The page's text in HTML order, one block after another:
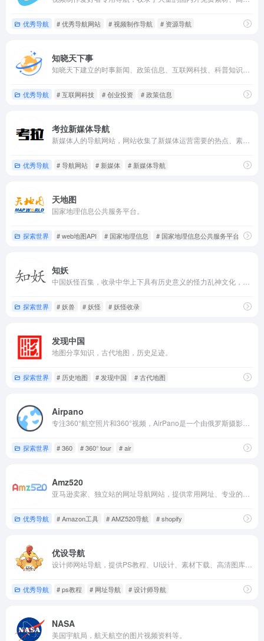
优秀导航 # 优秀导航网站 # 视频制作导航 # 资源导航
知晓天下事
优秀导航 # 互联网科技 # 创业投资 # 政策信息
考拉新媒体导航
优秀导航 # 导航网站 # 新媒体 # 新媒体导航
天地图
国家地理信息公共服务平台。
探索世界 # web地图API # 国家地理信息 # 国家地理信息公共服务平台
知妖
探索世界 # 妖兽 # 妖怪 # 妖怪收录
发现中国
地图分享知识，古代地图，历史足迹。
探索世界 # 历史地图 # 发现中国 # 古代地图
Airpano
探索世界 # 360 # 360° tour # air
Amz520
优秀导航 # Amazon工具 # AMZ520导航 # shopify
优设导航
优秀导航 # ps教程 # 网址导航 # 设计师导航
NASA
美国宇航局，航天航空的图片视频资料等。